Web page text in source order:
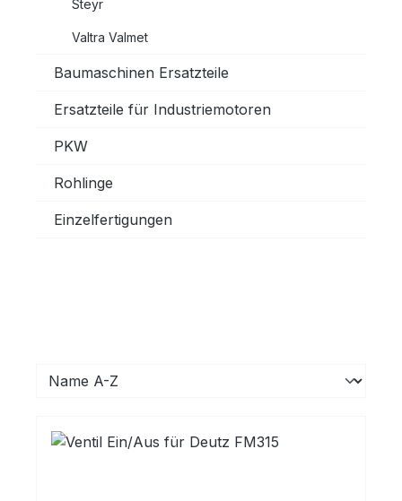
Steyr
Valtra Valmet
Baumaschinen Ersatzteile
Ersatzteile für Industriemotoren
PKW
Rohlinge
Einzelfertigungen